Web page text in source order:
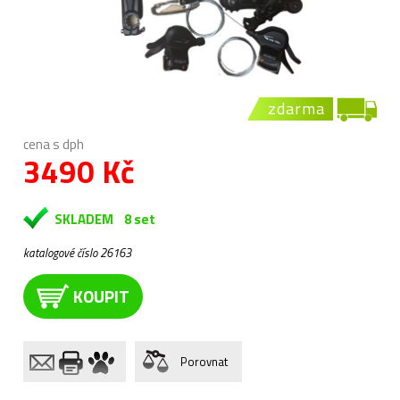
zdarma
cena s dph
3490 Kč
SKLADEM 8 set
katalogové číslo 26163
KOUPIT
Porovnat